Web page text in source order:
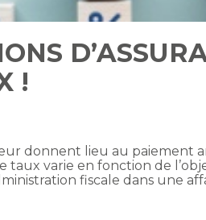
!
donnent lieu au paiement
taux varie en fonction de
fiscale dans une